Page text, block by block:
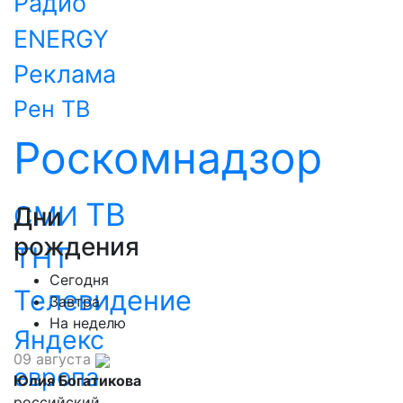
ENERGY
Реклама
Рен ТВ
Роскомнадзор
СМИ ТВ
ТНТ
Телевидение
Яндекс
европа
Дни
рождения
Сегодня
Завтра
На неделю
09 августа
Юлия Богатикова